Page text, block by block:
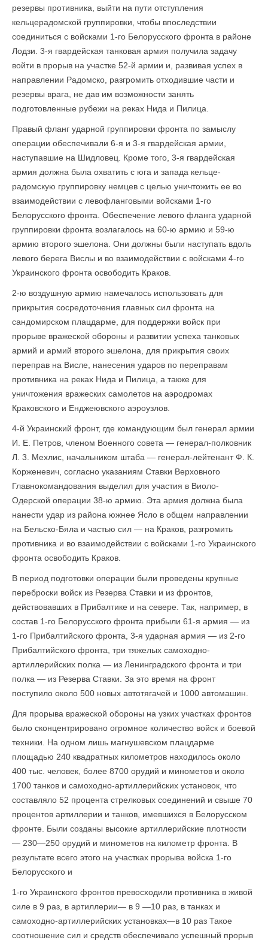
резервы противника, выйти на пути отступления
кельцерадомской группировки, чтобы впоследствии
соединиться с войсками 1-го Белорусского фронта в районе
Лодзи. 3-я гвардейская танковая армия получила задачу
войти в прорыв на участке 52-й армии и, развивая успех в
направлении Радомско, разгромить отходившие части и
резервы врага, не дав им возможности занять
подготовленные рубежи на реках Нида и Пилица.
Правый фланг ударной группировки фронта по замыслу
операции обеспечивали 6-я и 3-я гвардейская армии,
наступавшие на Шидловец. Кроме того, 3-я гвардейская
армия должна была охватить с юга и запада кельце-
радомскую группировку немцев с целью уничтожить ее во
взаимодействии с левофланговыми войсками 1-го
Белорусского фронта. Обеспечение левого фланга ударной
группировки фронта возлагалось на 60-ю армию и 59-ю
армию второго эшелона. Они должны были наступать вдоль
левого берега Вислы и во взаимодействии с войсками 4-го
Украинского фронта освободить Краков.
2-ю воздушную армию намечалось использовать для
прикрытия сосредоточе­ния главных сил фронта на
сандомирском плацдарме, для поддержки войск при
прорыве вражеской обороны и развитии успеха танковых
армий и армий второго эшелона, для прикрытия своих
переправ на Висле, нанесения ударов по переправам
противника на реках Нида и Пилица, а также для
уничтожения вражеских самолетов на аэродромах
Краковского и Енджеювского аэроузлов.
4-й Украинский фронт, где командующим был генерал армии
И. Е. Петров, членом Военного совета — генерал-полковник
Л. 3. Мехлис, начальником штаба — генерал-лейтенант Ф. К.
Корженевич, согласно указаниям Ставки Верховного
Главнокомандования выделил для участия в Виоло-
Одерской операции 38-ю армию. Эта армия должна была
нанести удар из района южнее Ясло в общем направлении
на Бельско-Бяла и частью сил — на Краков, разгромить
противника и во взаимодействии с войсками 1-го Украинского
фронта освободить Краков.
В период подготовки операции были проведены крупные
переброски войск из Резерва Ставки и из фронтов,
действовавших в Прибалтике и на севере. Так, например, в
состав 1-го Белорусского фронта прибыли 61-я армия — из
1-го Прибалтийского фронта, 3-я ударная армия — из 2-го
Прибалтийского фронта, три тяжелых самоходно-
артиллерийских полка — из Ленинградского фронта и три
полка — из Резерва Став­ки. За это время на фронт
поступило около 500 новых автотягачей и 1000 авто­машин.
Для прорыва вражеской обороны на узких участках фронтов
было сконцентри­ровано огромное количество войск и боевой
техники. На одном лишь магнушевском плацдарме
площадью 240 квадратных километров находилось около
400 тыс. человек, более 8700 орудий и минометов и около
1700 танков и самоходно-артиллерийских установок, что
составляло 52 процента стрелковых соединений и свыше 70
процентов артиллерии и танков, имевшихся в Белорусском
фронте. Были созданы высокие артиллерийские плотности
— 230—250 орудий и минометов на километр фронта. В
результате всего этого на участках прорыва войска 1-го
Белорусского и
1-го Украинского фронтов превосходили противника в живой
силе в 9 раз, в артиллерии— в 9 —10 раз, в танках и
самоходно-артиллерийских установках—в 10 раз Такое
соотношение сил и средств обеспечивало успешный прорыв